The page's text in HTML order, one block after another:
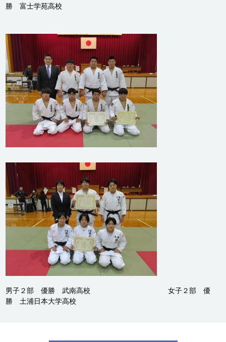
勝 富士学苑高校
男子２部 優勝 武南高校 女子２部 優
勝 土浦日本大学高校